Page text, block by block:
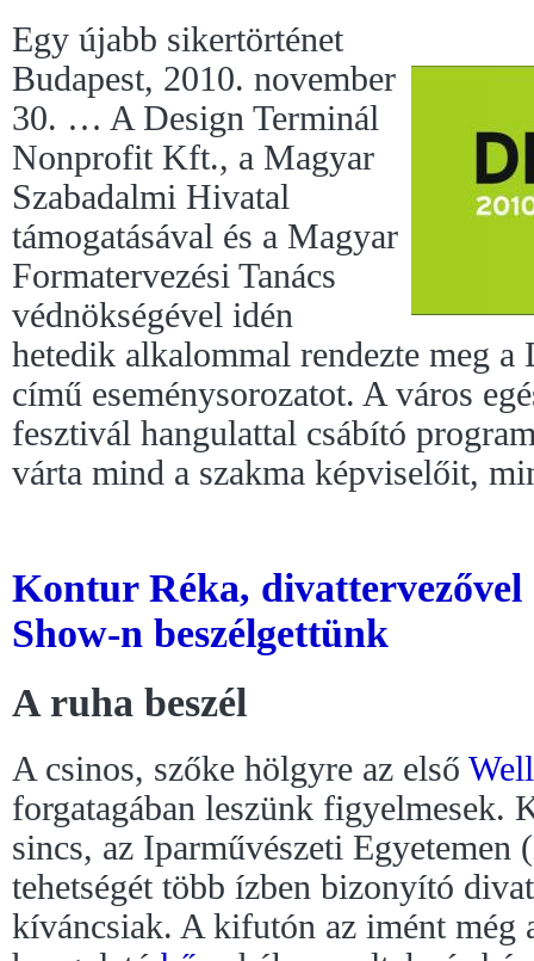
Egy újabb sikertörténet
Budapest, 2010. november
30. … A Design Terminál
Nonprofit Kft., a Magyar
Szabadalmi Hivatal
támogatásával és a Magyar
Formatervezési Tanács
védnökségével idén
hetedik alkalommal rendezte meg a
című eseménysorozatot. A város
fesztivál hangulattal csábító
várta mind a szakma képviselőit,
Kontur Réka, divattervezővel
Show-n beszélgettünk
A ruha beszél
A csinos, szőke hölgyre az első
forgatagában leszünk figyelmesek.
sincs, az Iparművészeti Egyetemen (
tehetségét több ízben bizonyító
kíváncsiak. A kifutón az imént még